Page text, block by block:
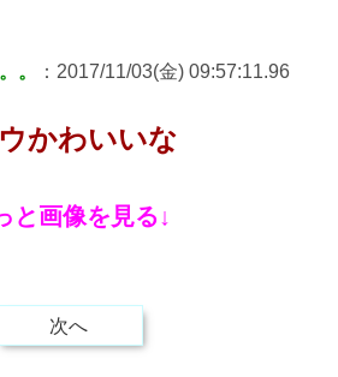
。
：2017/11/03(金) 09:57:11.96
かわいいな
と画像を見る↓
次へ